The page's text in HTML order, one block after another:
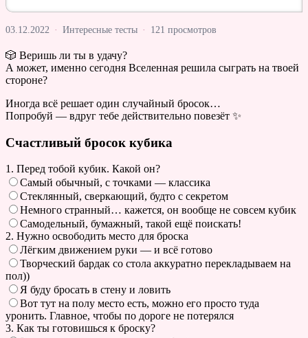
03.12.2022 · Интересные тесты · 121 просмотров
🎲 Веришь ли ты в удачу?
А может, именно сегодня Вселенная решила сыграть на твоей
стороне?
Иногда всё решает один случайный бросок…
Попробуй — вдруг тебе действительно повезёт ✨
Счастливый бросок кубика
1. Перед тобой кубик. Какой он?
Самый обычный, с точками — классика
Стеклянный, сверкающий, будто с секретом
Немного странный… кажется, он вообще не совсем кубик
Самодельный, бумажный, такой ещё поискать!
2. Нужно освободить место для броска
Лёгким движением руки — и всё готово
Творческий бардак со стола аккуратно перекладываем на
пол))
Я буду бросать в стену и ловить
Вот тут на полу место есть, можно его просто туда
уронить. Главное, чтобы по дороге не потерялся
3. Как ты готовишься к броску?